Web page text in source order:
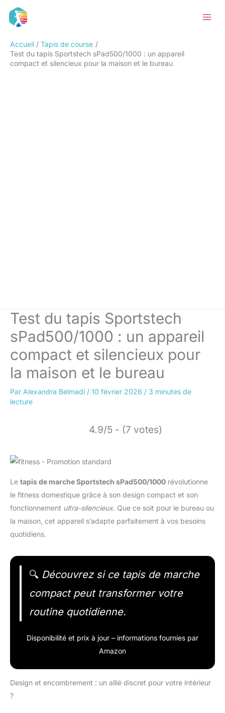
Accueil
Tapis de course
Test du tapis Sportstech sPad500/1000 : un appareil
compact et silencieux pour la maison et le bureau
Test du tapis Sportstech
sPad500/1000 : un appareil
compact et silencieux pour
la maison et le bureau
Par Alexandra Belmadi / 10 février 2026 / 3 minutes de
lecture
4.9/5 - (7 votes)
Le tapis de marche Sportstech sPad500/1000 révolutionne
le fitness domestique grâce à son design compact et son
fonctionnement ultra-silencieux. Que ce soit pour le bureau ou
la maison, cet appareil s’adapte parfaitement à vos besoins
quotidiens.
🔍 Découvrez si ce tapis de marche
compact peut transformer votre
routine quotidienne.
Disponibilité et prix à jour – informations fournies par
Amazon
Design et encombrement : un allié discret pour votre intérieur
?
Rechercher